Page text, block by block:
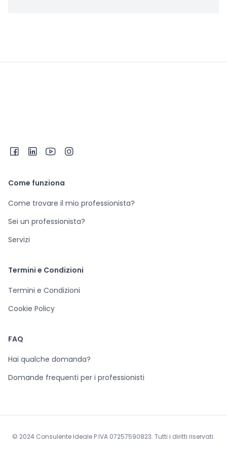
Come funziona
Come trovare il mio professionista?
Sei un professionista?
Servizi
Termini e Condizioni
Termini e Condizioni
Cookie Policy
FAQ
Hai qualche domanda?
Domande frequenti per i professionisti
© 2024 Consulente Ideale P.IVA 07257590823. Tutti i diritti riservati.